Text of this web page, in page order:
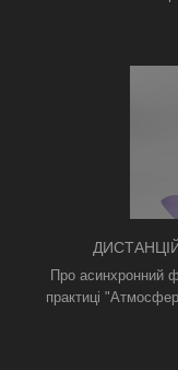
ТРИВОГАМИ
ФОРМАТ
Про асинхронний
практиці